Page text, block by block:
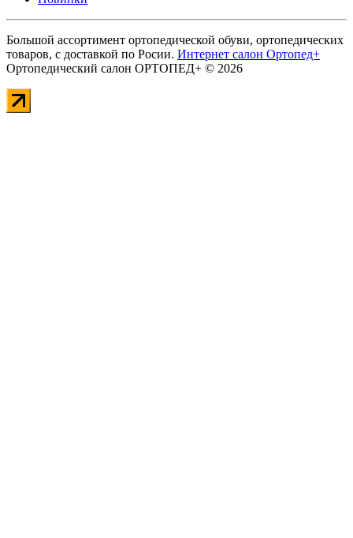
Большой ассортимент ортопедической обуви, ортопедических
товаров, с доставкой по Росии. Интернет салон Ортопед+
Ортопедический салон ОРТОПЕД+ © 2026